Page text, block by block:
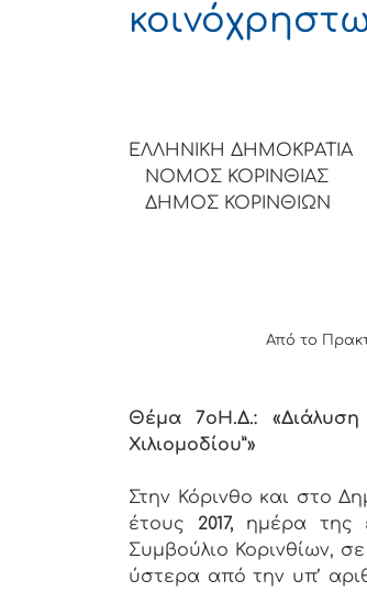
ΕΛΛΗΝΙΚΗ
ΝΟΜΟΣ ΚΟΡΙΝΘΙΑΣ
ΔΗΜΟΣ ΚΟΡΙΝΘΙΩΝ
Από το
Θέμα 7oΗ.Δ.:
Χιλιομοδίου”»
Στην Κόρινθο και στο
έτους 2017, ημέρα της
Συμβούλιο Κορινθίων,
ύστερα από την υπ’